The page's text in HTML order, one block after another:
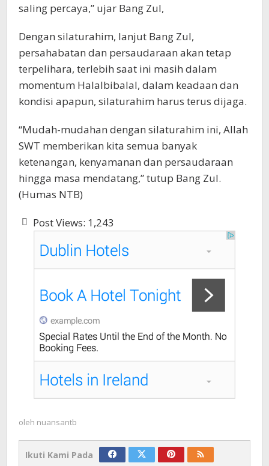
saling percaya,” ujar Bang Zul,
Dengan silaturahim, lanjut Bang Zul,
persahabatan dan persaudaraan akan tetap
terpelihara, terlebih saat ini masih dalam
momentum Halalbibalal, dalam keadaan dan
kondisi apapun, silaturahim harus terus dijaga.
“Mudah-mudahan dengan silaturahim ini, Allah
SWT memberikan kita semua banyak
ketenangan, kenyamanan dan persaudaraan
hingga masa mendatang,” tutup Bang Zul.
(Humas NTB)
Post Views: 1,243
oleh nuansantb
Ikuti Kami Pada